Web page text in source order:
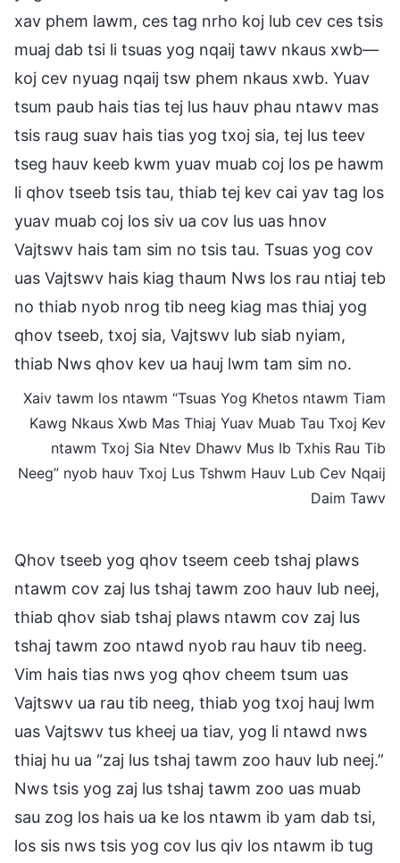
xav phem lawm, ces tag nrho koj lub cev ces tsis
muaj dab tsi li tsuas yog nqaij tawv nkaus xwb—
koj cev nyuag nqaij tsw phem nkaus xwb. Yuav
tsum paub hais tias tej lus hauv phau ntawv mas
tsis raug suav hais tias yog txoj sia, tej lus teev
tseg hauv keeb kwm yuav muab coj los pe hawm
li qhov tseeb tsis tau, thiab tej kev cai yav tag los
yuav muab coj los siv ua cov lus uas hnov
Vajtswv hais tam sim no tsis tau. Tsuas yog cov
uas Vajtswv hais kiag thaum Nws los rau ntiaj teb
no thiab nyob nrog tib neeg kiag mas thiaj yog
qhov tseeb, txoj sia, Vajtswv lub siab nyiam,
thiab Nws qhov kev ua hauj lwm tam sim no.
Xaiv tawm los ntawm “Tsuas Yog Khetos ntawm Tiam
Kawg Nkaus Xwb Mas Thiaj Yuav Muab Tau Txoj Kev
ntawm Txoj Sia Ntev Dhawv Mus Ib Txhis Rau Tib
Neeg” nyob hauv Txoj Lus Tshwm Hauv Lub Cev Nqaij
Daim Tawv
Qhov tseeb yog qhov tseem ceeb tshaj plaws
ntawm cov zaj lus tshaj tawm zoo hauv lub neej,
thiab qhov siab tshaj plaws ntawm cov zaj lus
tshaj tawm zoo ntawd nyob rau hauv tib neeg.
Vim hais tias nws yog qhov cheem tsum uas
Vajtswv ua rau tib neeg, thiab yog txoj hauj lwm
uas Vajtswv tus kheej ua tiav, yog li ntawd nws
thiaj hu ua “zaj lus tshaj tawm zoo hauv lub neej.”
Nws tsis yog zaj lus tshaj tawm zoo uas muab
sau zog los hais ua ke los ntawm ib yam dab tsi,
los sis nws tsis yog cov lus qiv los ntawm ib tug